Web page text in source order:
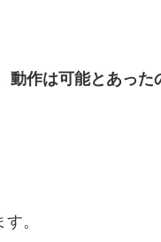
作は可能とあっ
。